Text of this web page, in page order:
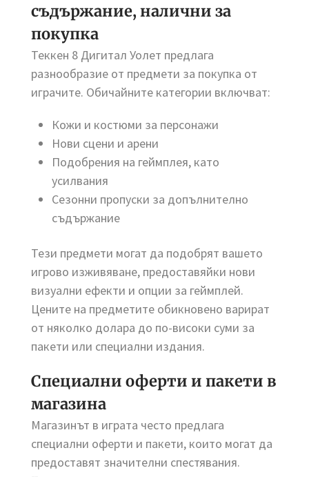
съдържание, налични за
покупка
Теккен 8 Дигитал Уолет предлага
разнообразие от предмети за покупка от
играчите. Обичайните категории включват:
Кожи и костюми за персонажи
Нови сцени и арени
Подобрения на геймплея, като
усилвания
Сезонни пропуски за допълнително
съдържание
Тези предмети могат да подобрят вашето
игрово изживяване, предоставяйки нови
визуални ефекти и опции за геймплей.
Цените на предметите обикновено варират
от няколко долара до по-високи суми за
пакети или специални издания.
Специални оферти и пакети в
магазина
Магазинът в играта често предлага
специални оферти и пакети, които могат да
предоставят значителни спестявания.